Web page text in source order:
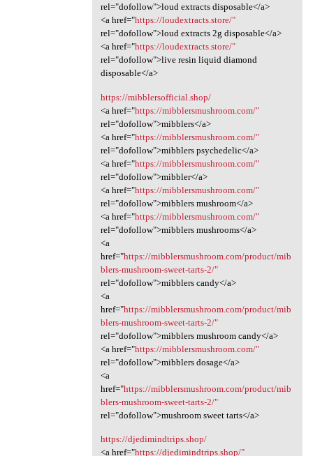
rel="dofollow">loud extracts disposable</a>
<a href="https://loudextracts.store/"
rel="dofollow">loud extracts 2g disposable</a>
<a href="https://loudextracts.store/"
rel="dofollow">live resin liquid diamond
disposable</a>
https://mibblersofficial.shop/
<a href="https://mibblersmushroom.com/"
rel="dofollow">mibblers</a>
<a href="https://mibblersmushroom.com/"
rel="dofollow">mibblers psychedelic</a>
<a href="https://mibblersmushroom.com/"
rel="dofollow">mibbler</a>
<a href="https://mibblersmushroom.com/"
rel="dofollow">mibblers mushroom</a>
<a href="https://mibblersmushroom.com/"
rel="dofollow">mibblers mushrooms</a>
<a
href="https://mibblersmushroom.com/product/mib
blers-mushroom-sweet-tarts-2/"
rel="dofollow">mibblers candy</a>
<a
href="https://mibblersmushroom.com/product/mib
blers-mushroom-sweet-tarts-2/"
rel="dofollow">mibblers mushroom candy</a>
<a href="https://mibblersmushroom.com/"
rel="dofollow">mibblers dosage</a>
<a
href="https://mibblersmushroom.com/product/mib
blers-mushroom-sweet-tarts-2/"
rel="dofollow">mushroom sweet tarts</a>
https://djedimindtrips.shop/
<a href="https://djedimindtrips.shop/"